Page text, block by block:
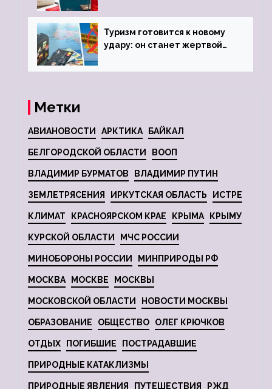
Туризм готовится к новому
удару: он станет жертвой
Метки
АВИАНОВОСТИ АРКТИКА БАЙКАЛ
БЕЛГОРОДСКОЙ ОБЛАСТИ ВООП
ВЛАДИМИР БУРМАТОВ ВЛАДИМИР ПУТИН
ЗЕМЛЕТРЯСЕНИЯ ИРКУТСКАЯ ОБЛАСТЬ ИСТРЕ
КЛИМАТ КРАСНОЯРСКОМ КРАЕ КРЫМА КРЫМУ
КУРСКОЙ ОБЛАСТИ МЧС РОССИИ
МИНОБОРОНЫ РОССИИ МИНПРИРОДЫ РФ
МОСКВА МОСКВЕ МОСКВЫ
МОСКОВСКОЙ ОБЛАСТИ НОВОСТИ МОСКВЫ
ОБРАЗОВАНИЕ ОБЩЕСТВО ОЛЕГ КРЮЧКОВ
ОТДЫХ ПОГИБШИЕ ПОСТРАДАВШИЕ
ПРИРОДНЫЕ КАТАКЛИЗМЫ
ПРИРОДНЫЕ ЯВЛЕНИЯ ПУТЕШЕСТВИЯ РЖД